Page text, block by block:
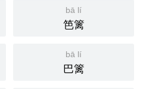
bā lí
笆篱
bā lí
巴篱